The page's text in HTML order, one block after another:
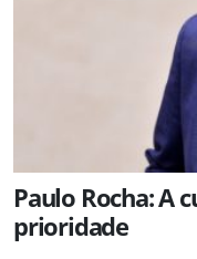
Paulo Rocha: A
prioridade